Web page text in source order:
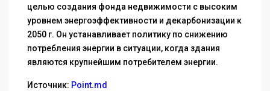
целью создания фонда недвижимости с высоким
уровнем энергоэффективности и декарбонизации к
2050 г. Он устанавливает политику по снижению
потребления энергии в ситуации, когда здания
являются крупнейшим потребителем энергии.
Источник: Point.md